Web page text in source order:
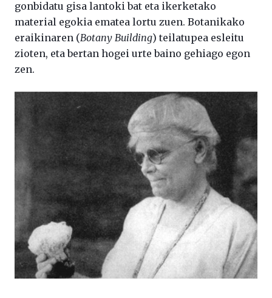
gonbidatu gisa lantoki bat eta ikerketako
material egokia ematea lortu zuen. Botanikako
eraikinaren (Botany Building) teilatupea esleitu
zioten, eta bertan hogei urte baino gehiago egon
zen.